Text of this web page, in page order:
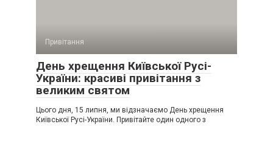
Привітання
День хрещення Київської Русі-
України: красиві привітання з
великим святом
Цього дня, 15 липня, ми відзначаємо День хрещення
Київської Русі-України. Привітайте один одного з